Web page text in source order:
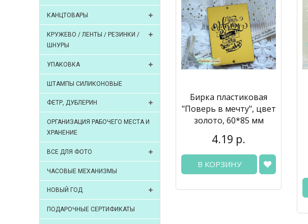
КАНЦТОВАРЫ
КРУЖЕВО / ЛЕНТЫ / РЕЗИНКИ /
ШНУРЫ
УПАКОВКА
ШТАМПЫ СИЛИКОНОВЫЕ
ФЕТР, ДУБЛЕРИН
ОРГАНИЗАЦИЯ РАБОЧЕГО МЕСТА И
ХРАНЕНИЕ
ВСЕ ДЛЯ ФОТО
ЧАСОВЫЕ МЕХАНИЗМЫ
НОВЫЙ ГОД
ПОДАРОЧНЫЕ СЕРТИФИКАТЫ
Бирка пластиковая
"Поверь в мечту", цвет
золото, 60*85 мм
4.19 р.
В КОРЗИНУ